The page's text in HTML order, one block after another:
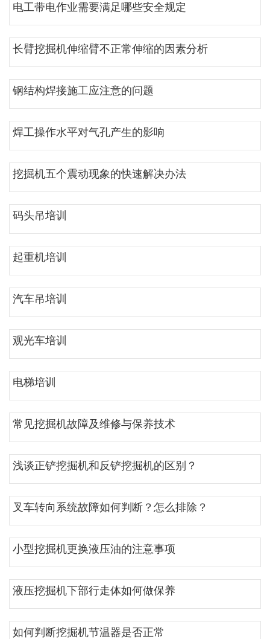
电工带电作业需要满足哪些安全规定
长臂挖掘机伸缩臂不正常伸缩的因素分析
钢结构焊接施工应注意的问题
焊工操作水平对气孔产生的影响
挖掘机五个震动现象的快速解决办法
码头吊培训
起重机培训
汽车吊培训
观光车培训
电梯培训
常见挖掘机故障及维修与保养技术
浅谈正铲挖掘机和反铲挖掘机的区别？
叉车转向系统故障如何判断？怎么排除？
小型挖掘机更换液压油的注意事项
液压挖掘机下部行走体如何做保养
如何判断挖掘机节温器是否正常